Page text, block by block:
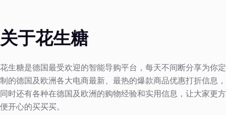
关于花生糖
花生糖是德国最受欢迎的智能导购平台，每天不间断分享为你定
制的德国及欧洲各大电商最新、最热的爆款商品优惠打折信息，
同时还有各种在德国及欧洲的购物经验和实用信息，让大家更方
便开心的买买买。